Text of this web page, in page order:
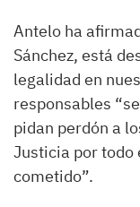
Antelo ha
Sánchez, está
legalidad en
responsables
pidan perdón a
Justicia por todo
cometido”.